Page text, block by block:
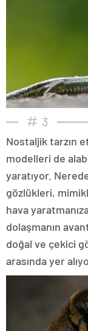
3
Nostaljik tarzın
modelleri de
yaratıyor.
gözlükleri,
hava
dolaşmanın
doğal ve çekici
arasında yer